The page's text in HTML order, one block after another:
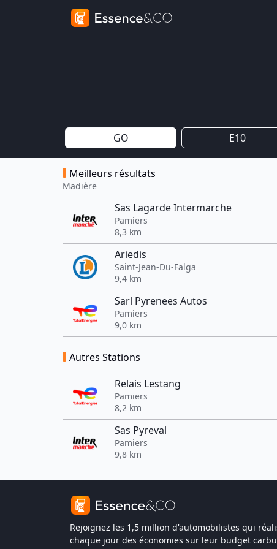
GO E10
Meilleurs résultats
Madière
Sas Lagarde Intermarche
Pamiers
8,3 km
Ariedis
Saint-Jean-Du-Falga
9,4 km
Sarl Pyrenees Autos
Pamiers
9,0 km
Autres Stations
Relais Lestang
Pamiers
8,2 km
Sas Pyreval
Pamiers
9,8 km
Rejoignez les 1,5 million d'automobilistes qui
chaque jour des économies sur leur budget